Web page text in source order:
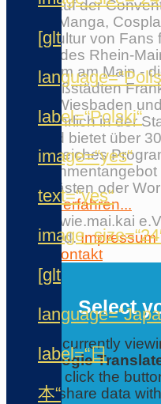
[glt
label=“Polski“
image=“yes“
text=“yes“
[glt
label=“日
本“
Erlebe auf der
Anime, Manga,
Japankultur von
Herzen des Rhein-
Flörsheim am Main -
den Großstädten
Mainz, Wiesbaden
findet jährlich in der
statt und bietet über
umfangreiches
Ehrengästen oder
die Con erfahren...
© 2026 wie.mai.kai
Reserved.Impressum
Kontakt
Select
You are currently
fromGoogle
content, click the
this will share data